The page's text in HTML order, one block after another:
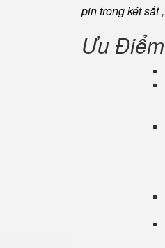
pin trong két sắt
Ưu